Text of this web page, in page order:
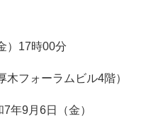
） 17時00分
木フォーラムビル4階）
7年9月 6日（金）